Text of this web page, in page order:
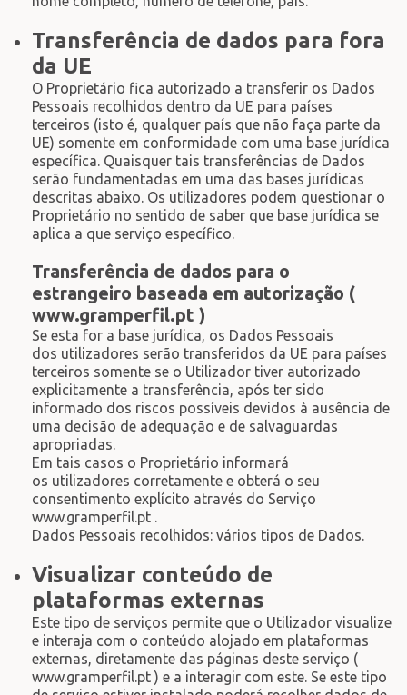
Transferência de dados para fora
da UE
O Proprietário fica autorizado a transferir os Dados
Pessoais recolhidos dentro da UE para países
terceiros (isto é, qualquer país que não faça parte da
UE) somente em conformidade com uma base jurídica
específica. Quaisquer tais transferências de Dados
serão fundamentadas em uma das bases jurídicas
descritas abaixo. Os utilizadores podem questionar o
Proprietário no sentido de saber que base jurídica se
aplica a que serviço específico.
Transferência de dados para o
estrangeiro baseada em autorização (
www.gramperfil.pt )
Se esta for a base jurídica, os Dados Pessoais
dos utilizadores serão transferidos da UE para países
terceiros somente se o Utilizador tiver autorizado
explicitamente a transferência, após ter sido
informado dos riscos possíveis devidos à ausência de
uma decisão de adequação e de salvaguardas
apropriadas.
Em tais casos o Proprietário informará
os utilizadores corretamente e obterá o seu
consentimento explícito através do Serviço
www.gramperfil.pt .
Dados Pessoais recolhidos: vários tipos de Dados.
Visualizar conteúdo de
plataformas externas
Este tipo de serviços permite que o Utilizador visualize
e interaja com o conteúdo alojado em plataformas
externas, diretamente das páginas deste serviço (
www.gramperfil.pt ) e a interagir com este. Se este tipo